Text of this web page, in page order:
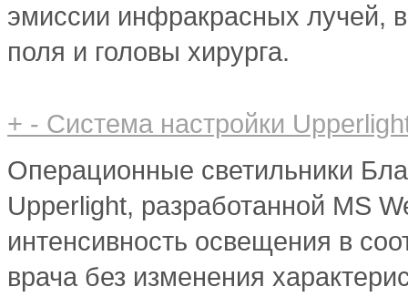
эмиссии инфракрасных лучей,
поля и головы хирурга.
+ - Система настройки
Операционные светильники
Upperlight, разработанной MS
интенсивность освещения в
врача без изменения